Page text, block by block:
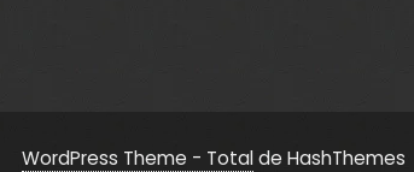
WordPress Theme - Totalde HashThemes